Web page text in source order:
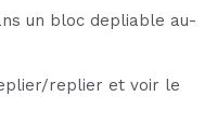
un bloc depliable au-
replier et voir le